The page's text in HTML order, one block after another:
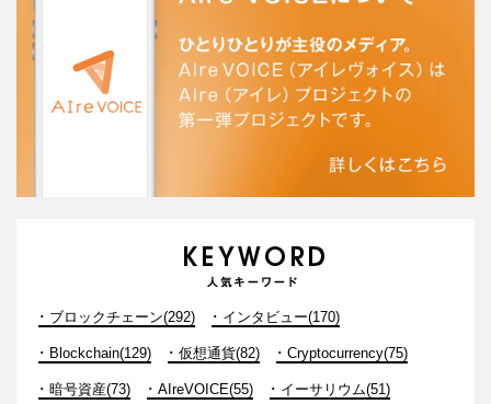
ブロックチェーン(292) インタビュー(170)
Blockchain(129) 仮想通貨(82) Cryptocurrency(75)
暗号資産(73) AIreVOICE(55) イーサリウム(51)